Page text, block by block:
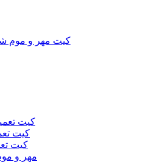
کیت مهر و موم
کیت
کیت
کیت
مهر و